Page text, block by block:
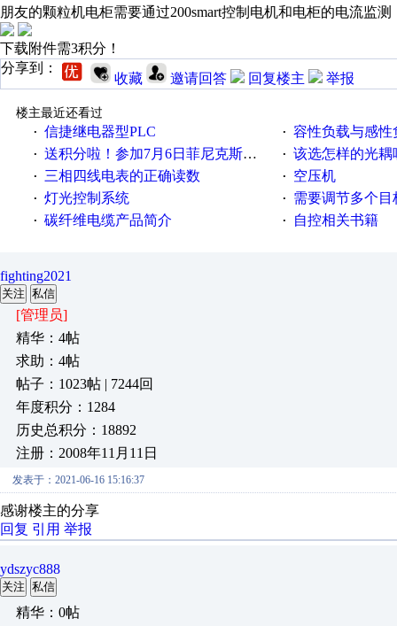
朋友的颗粒机电柜需要通过200smart控制电机和电柜的电流监
下载附件需3积分！
分享到：
收藏 邀请回答 回复楼主 举报
楼主最近还看过
· 信捷继电器型PLC · 容性负载与感性负
· 送积分啦！参加7月6日菲尼克斯在线研讨会即得 · 该选怎样的光耦
· 三相四线电表的正确读数 · 空压机
· 灯光控制系统 · 需要调节多个目标
· 碳纤维电缆产品简介 · 自控相关书籍
fighting2021
关注 私信
[管理员]
精华：4帖
求助：4帖
帖子：1023帖 | 7244回
年度积分：1284
历史总积分：18892
注册：2008年11月11日
发表于：2021-06-16 15:16:37
感谢楼主的分享
回复 引用 举报
ydszyc888
关注 私信
精华：0帖